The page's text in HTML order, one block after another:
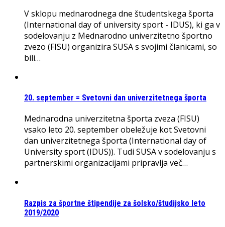
V sklopu mednarodnega dne študentskega športa
(International day of university sport - IDUS), ki ga v
sodelovanju z Mednarodno univerzitetno športno
zvezo (FISU) organizira SUSA s svojimi članicami, so
bili…
20. september = Svetovni dan univerzitetnega športa
Mednarodna univerzitetna športa zveza (FISU)
vsako leto 20. september obeležuje kot Svetovni
dan univerzitetnega športa (International day of
University sport (IDUS)). Tudi SUSA v sodelovanju s
partnerskimi organizacijami pripravlja več…
Razpis za športne štipendije za šolsko/študijsko leto
2019/2020